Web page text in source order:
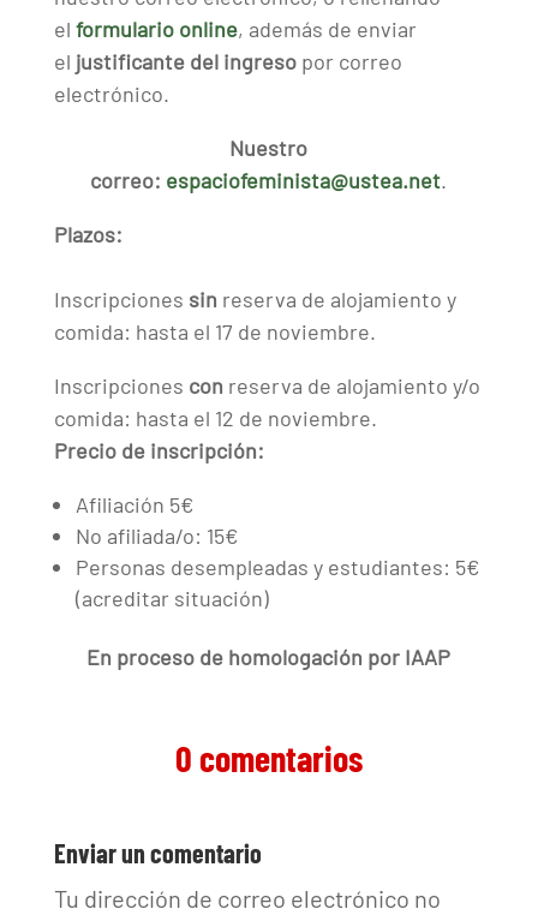
el formulario online, además de enviar
el justificante del ingresopor correo
electrónico.
Nuestro
correo: espaciofeminista@ustea.net.
Plazos:
Inscripciones sin reserva de alojamiento y
comida: hasta el 17 de noviembre.
Inscripciones con reserva de alojamiento y/o
comida: hasta el 12 de noviembre.
Precio de inscripción:
Afiliación 5€
No afiliada/o: 15€
Personas desempleadas y estudiantes: 5€
(acreditar situación)
En proceso de homologación por IAAP
0 comentarios
Enviar un comentario
Tu dirección de correo electrónico no